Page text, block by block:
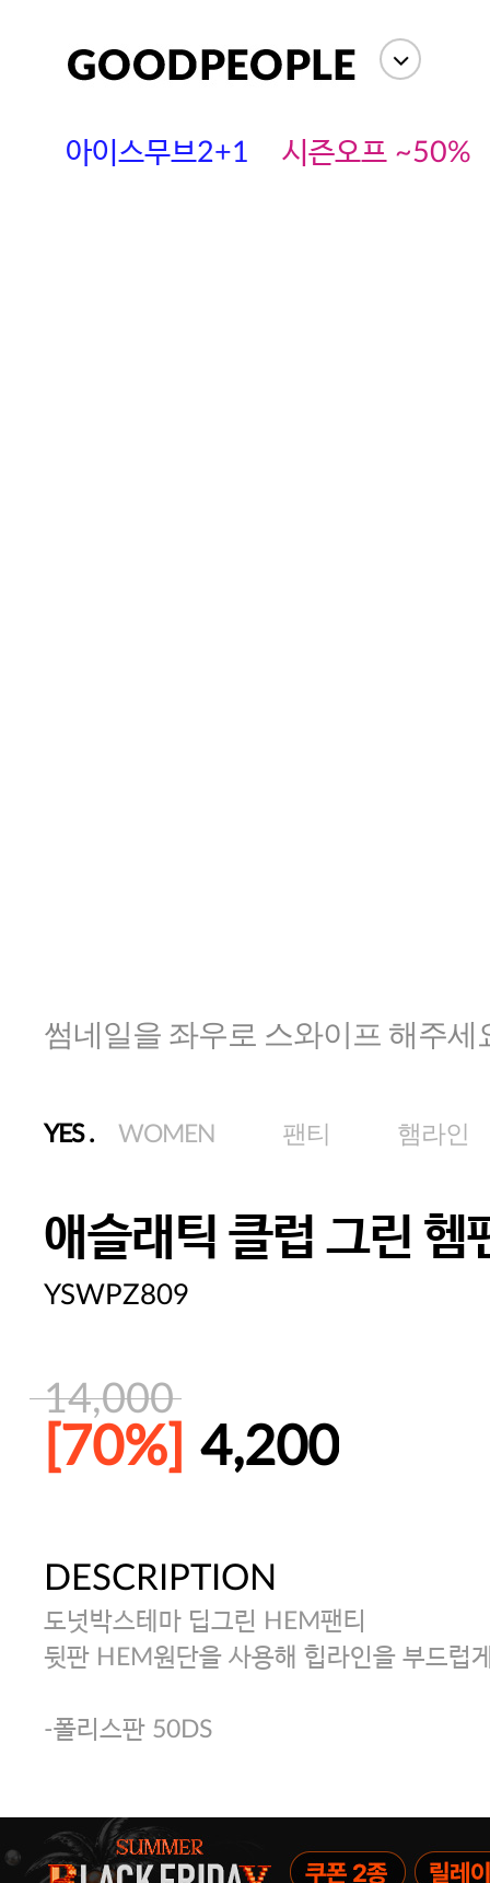
아이스무브2+1 시즌오프 ~50%
썸네일을 좌우로 스와이프 해주세
YES. WOMEN 팬티 햄라인
애슬래틱 클럽 그린 헴
YSWPZ809
14,000
[70%] 4,200
주말특가 20%(8.7~8.9)/5만원 이
[썸머블프] 1만원 할인 쿠폰(8.1~31)
[썸머블프] 2만원 할인 쿠폰(8.1~31)
DESCRIPTION
도넛박스테마 딥그린 HEM팬티
뒷판 HEM원단을 사용해 힙라인을 부드럽
-폴리스판 50DS